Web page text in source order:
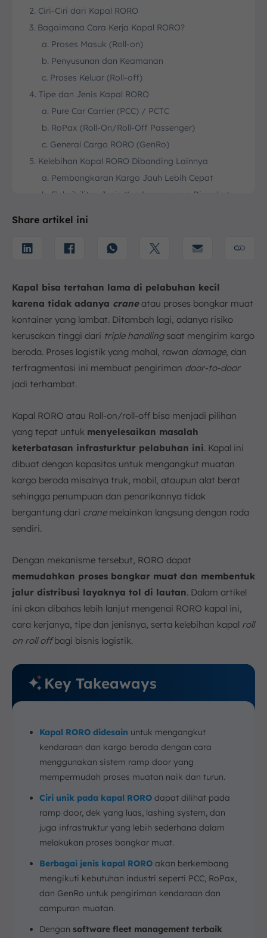
2. Ciri-Ciri dari Kapal RORO
3. Bagaimana Cara Kerja Kapal RORO?
a. Proses Masuk (Roll-on)
b. Penyusunan dan Keamanan
c. Proses Keluar (Roll-off)
4. Tipe dan Jenis Kapal RORO
a. Pure Car Carrier (PCC) / PCTC
b. RoPax (Roll-On/Roll-Off Passenger)
c. General Cargo RORO (GenRo)
5. Kelebihan Kapal RORO Dibanding Lainnya
a. Pembongkaran Kargo Jauh Lebih Cepat
b. Fleksibilitas Jenis Kendaraan yang Diangkut
7. Contoh Penggunaan Kapal RORO di Berbagai
Industri
b. Industri Pertambangan dan Konstruksi
c. Logistik Barang Kebutuhan Pokok
8. Kesimpulan
FAQ:
Share artikel ini
Kapal bisa tertahan lama di pelabuhan kecil
karena tidak adanya craneatau proses bongkar muat
kontainer yang lambat. Ditambah lagi, adanya risiko
kerusakan tinggi dari triple handlingsaat mengirim kargo
beroda. Proses logistik yang mahal, rawan damage, dan
terfragmentasi ini membuat pengiriman door-to-door
jadi terhambat.
Kapal RORO atau Roll-on/roll-off bisa menjadi pilihan
yang tepat untuk menyelesaikan masalah
keterbatasan infrasturktur pelabuhan ini. Kapal ini
dibuat dengan kapasitas untuk mengangkut muatan
kargo beroda misalnya truk, mobil, ataupun alat berat
sehingga penumpuan dan penarikannya tidak
bergantung dari cranemelainkan langsung dengan roda
sendiri.
Dengan mekanisme tersebut, RORO dapat
memudahkan proses bongkar muat dan membentuk
jalur distribusi layaknya tol di lautan. Dalam artikel
ini akan dibahas lebih lanjut mengenai RORO kapal ini,
cara kerjanya, tipe dan jenisnya, serta kelebihan kapal roll
on roll offbagi bisnis logistik.
Key Takeaways
Kapal RORO didesain untuk mengangkut
kendaraan dan kargo beroda dengan cara
menggunakan sistem ramp door yang
mempermudah proses muatan naik dan turun.
Ciri unik pada kapal RORO dapat dilihat pada
ramp door, dek yang luas, lashing system, dan
juga infrastruktur yang lebih sederhana dalam
melakukan proses bongkar muat.
Berbagai jenis kapal RORO akan berkembang
mengikuti kebutuhan industri seperti PCC, RoPax,
dan GenRo untuk pengiriman kendaraan dan
campuran muatan.
Dengan software fleet management terbaik